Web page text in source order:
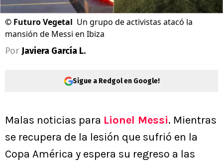
© Futuro Vegetal Un grupo de activistas atacó la
mansión de Messi en Ibiza
Por Javiera García L.
Sigue a Redgol en Google!
Malas noticias para Lionel Messi. Mientras
se recupera de la lesión que sufrió en la
Copa América y espera su regreso a las